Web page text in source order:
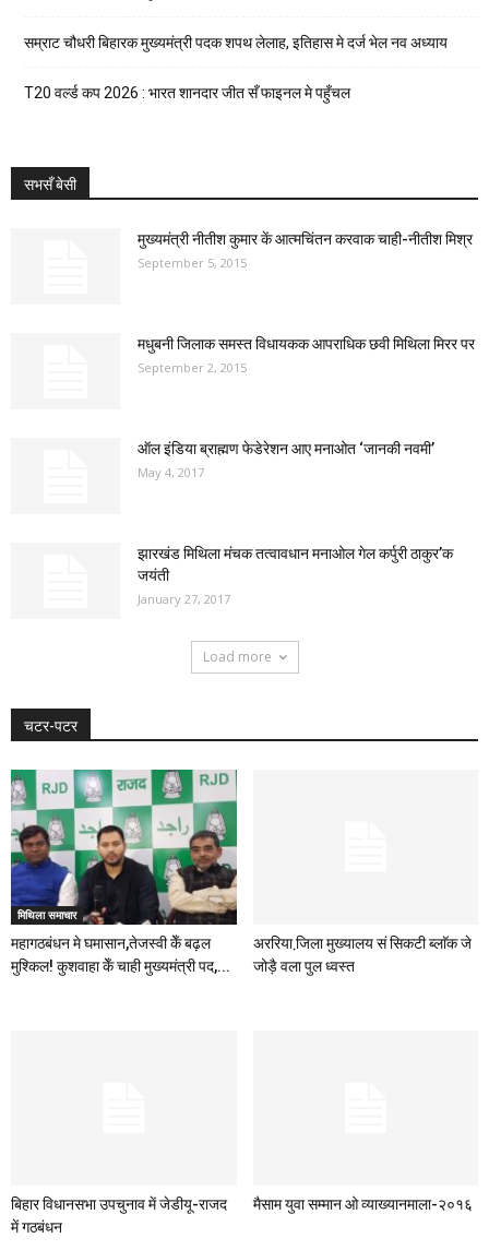
सम्राट चौधरी बिहारक मुख्यमंत्री पदक शपथ लेलाह, इतिहास मे दर्ज भेल नव अध्याय
T20 वर्ल्ड कप 2026 : भारत शानदार जीत सँ फाइनल मे पहुँचल
सभसँ बेसी
मुख्यमंत्री नीतीश कुमार कें आत्मचिंतन करवाक चाही-नीतीश मिश्र
September 5, 2015
मधुबनी जिलाक समस्त विधायकक आपराधिक छवी मिथिला मिरर पर
September 2, 2015
ऑल इंडिया ब्राह्मण फेडेरेशन आए मनाओत ‘जानकी नवमी’
May 4, 2017
झारखंड मिथिला मंचक तत्वावधान मनाओल गेल कर्पुरी ठाकुर’क
जयंती
January 27, 2017
Load more
चटर-पटर
मिथिला समाचार
महागठबंधन मे घमासान,तेजस्वी केँ बढ़ल
मुश्किल! कुशवाहा केँ चाही मुख्यमंत्री पद,...
अररिया जि़ला मुख्यालय सं सिकटी ब्लाॅक जे
जोड़ै वला पुल ध्वस्त
बिहार विधानसभा उपचुनाव में जेडीयू-राजद
में गठबंधन
मैसाम युवा सम्मान ओ व्याख्यानमाला-२०१६